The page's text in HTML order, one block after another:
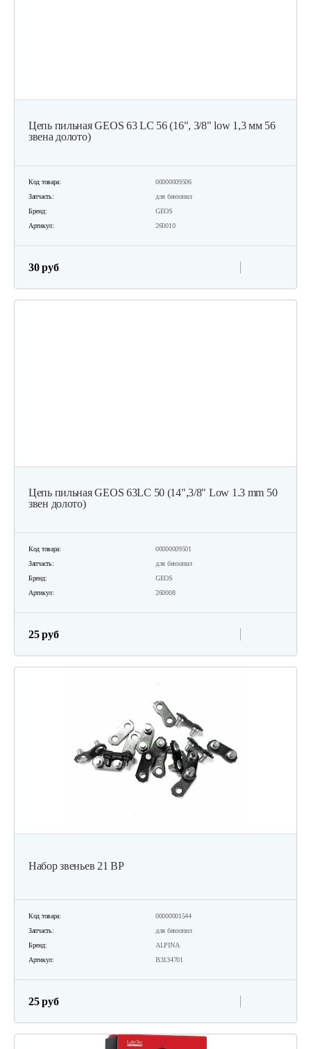
Цепь пильная GEOS 63 LC 56 (16", 3/8" low 1,3 мм 56
звена долото)
Код товара:
00000009506
Запчасть:
для бензопил
Бренд:
GEOS
Артикул:
260010
30 руб
Цепь пильная GEOS 63LC 50 (14",3/8" Low 1.3 mm 50
звен долото)
Код товара:
00000009501
Запчасть:
для бензопил
Бренд:
GEOS
Артикул:
260008
25 руб
Набор звеньев 21 ВР
Код товара:
00000001544
Запчасть:
для бензопил
Бренд:
ALPINA
Артикул:
В3134701
25 руб